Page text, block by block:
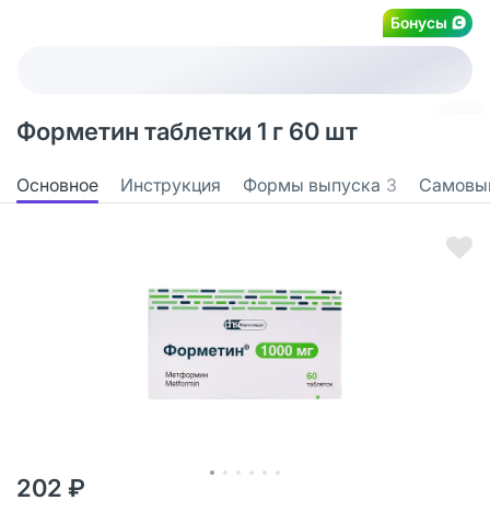
Бонусы
Форметин таблетки 1 г 60 шт
Основное Инструкция Формы выпуска 3
202 ₽